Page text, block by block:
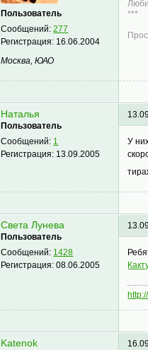
Пользователь
Сообщений:277
Регистрация: 16.06.2004
Москва, ЮАО
***
Наталья
Пользователь
Сообщений: 1
Регистрация: 13.09.2005
У
Света Лунева
Пользователь
Сообщений: 1428
Регистрация:08.06.2005
Katenok